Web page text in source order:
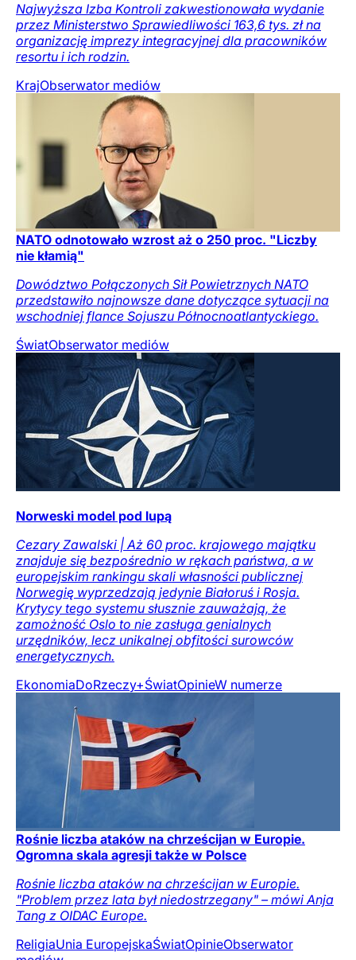
Najwyższa Izba Kontroli zakwestionowała wydanie
przez Ministerstwo Sprawiedliwości 163,6 tys. zł na
organizację imprezy integracyjnej dla pracowników
resortu i ich rodzin.
KrajObserwator mediów
NATO odnotowało wzrost aż o 250 proc. "Liczby
nie kłamią"
Dowództwo Połączonych Sił Powietrznych NATO
przedstawiło najnowsze dane dotyczące sytuacji na
wschodniej flance Sojuszu Północnoatlantyckiego.
ŚwiatObserwator mediów
Norweski model pod lupą
Cezary Zawalski | Aż 60 proc. krajowego majątku
znajduje się bezpośrednio w rękach państwa, a w
europejskim rankingu skali własności publicznej
Norwegię wyprzedzają jedynie Białoruś i Rosja.
Krytycy tego systemu słusznie zauważają, że
zamożność Oslo to nie zasługa genialnych
urzędników, lecz unikalnej obfitości surowców
energetycznych.
EkonomiaDoRzeczy+ŚwiatOpinieW numerze
Rośnie liczba ataków na chrześcijan w Europie.
Ogromna skala agresji także w Polsce
Rośnie liczba ataków na chrześcijan w Europie.
"Problem przez lata był niedostrzegany" – mówi Anja
Tang z OIDAC Europe.
ReligiaUnia EuropejskaŚwiatOpinieObserwator